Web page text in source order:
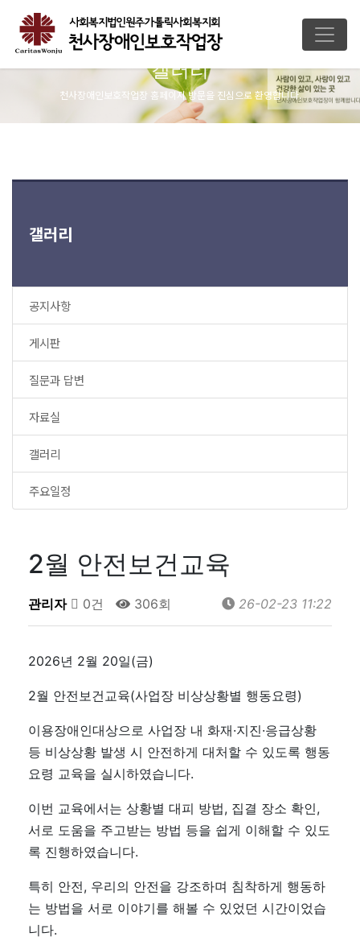
갤러리
천사장애인보호작업장 홈페이지 방문을 진심으로 환영합니다.
갤러리
공지사항
게시판
질문과 답변
자료실
갤러리
주요일정
2월 안전보건교육
관리자 0건 306회 26-02-23 11:22
2026년 2월 20일(금)
2월 안전보건교육(사업장 비상상황별 행동요령)
이용장애인대상으로 사업장 내 화재·지진·응급상황
등 비상상황 발생 시 안전하게 대처할 수 있도록 행동
요령 교육을 실시하였습니다.
이번 교육에서는 상황별 대피 방법, 집결 장소 확인,
서로 도움을 주고받는 방법 등을 쉽게 이해할 수 있도
록 진행하였습니다.
특히 안전, 우리의 안전을 강조하며 침착하게 행동하
는 방법을 서로 이야기를 해볼 수 있었던 시간이었습
니다.